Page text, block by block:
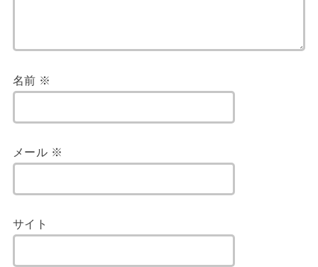
名前 ※
メール ※
サイト